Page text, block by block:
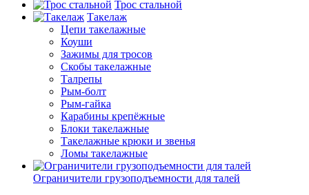
Трос стальной
Такелаж
Цепи такелажные
Коуши
Зажимы для тросов
Скобы такелажные
Талрепы
Рым-болт
Рым-гайка
Карабины крепёжные
Блоки такелажные
Такелажные крюки и звенья
Ломы такелажные
Ограничители грузоподъемности для талей